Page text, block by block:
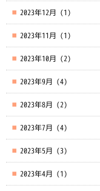
2023年12月 (1)
2023年11月 (1)
2023年10月 (2)
2023年9月 (4)
2023年8月 (2)
2023年7月 (4)
2023年5月 (3)
2023年4月 (1)